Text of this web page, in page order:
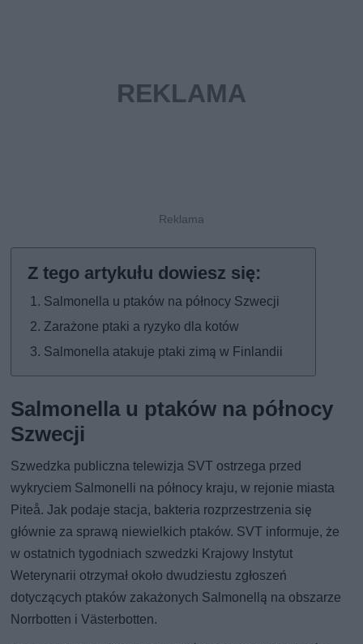
Salmonella u ptaków na północy Szwecji
Zarażone ptaki a ryzyko dla kotów
Salmonella atakuje ptaki zimą w Finlandii
Salmonella u ptaków na północy
Szwecji
Szwedzka publiczna telewizja SVT ostrzega przed
wykryciem Salmonelli na północy kraju, w rejonie miasta
Piteå. Jak podaje stacja, bakteria rozprzestrzenia się
głównie za sprawą niewielkich ptaków. SVT informuje, że
w ostatnich tygodniach szwedzki Krajowy Instytut
Weterynarii otrzymał około dwudziestu zgłoszeń
dotyczących ptaków zakażonych Salmonellą na obszarze
Norrbotten i Västerbotten.